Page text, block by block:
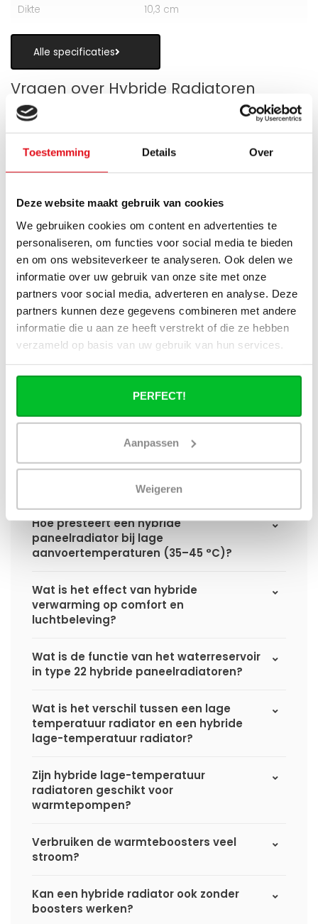
Toestemming Details Over
Deze website maakt gebruik van cookies
We gebruiken cookies om content en advertenties te
personaliseren, om functies voor social media te bieden
en om ons websiteverkeer te analyseren. Ook delen we
informatie over uw gebruik van onze site met onze
partners voor social media, adverteren en analyse. Deze
partners kunnen deze gegevens combineren met andere
informatie die u aan ze heeft verstrekt of die ze hebben
verzameld op basis van uw gebruik van hun services.
PERFECT!
Aanpassen
Weigeren
Dikte 10,3 cm
Alle specificaties
Vragen over Hybride Radiatoren
als alternatief voor vloerverwarming?
Wanneer zijn de warmteboosters het
meest nuttig?
Wat is technisch gezien een hybride
paneelradiator?
Hoe verschilt de warmteafgifte van een
hybride paneelradiator ten opzichte van
een standaard paneelradiator?
Wat is het voordeel van geïntegreerde
warmteboosters ten opzichte van losse
radiatorventilatoren?
Waarom is een hybride paneelradiator
technisch geen convector?
Hoe presteert een hybride
paneelradiator bij lage
aanvoertemperaturen (35–45 °C)?
Wat is het effect van hybride
verwarming op comfort en
luchtbeleving?
Wat is de functie van het waterreservoir
in type 22 hybride paneelradiatoren?
Wat is het verschil tussen een lage
temperatuur radiator en een hybride
lage-temperatuur radiator?
Zijn hybride lage-temperatuur
radiatoren geschikt voor
warmtepompen?
Verbruiken de warmteboosters veel
stroom?
Kan een hybride radiator ook zonder
boosters werken?